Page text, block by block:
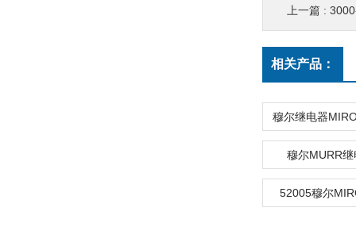
上一篇 :
相关产品：
穆尔MURR
52005穆尔